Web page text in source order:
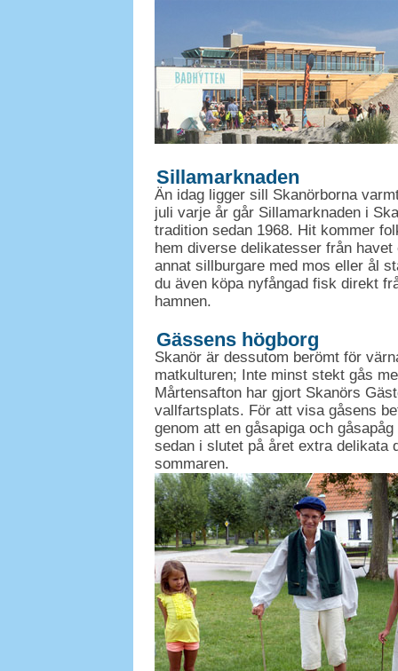
Sillamarknaden
Än idag ligger sill Skanörborna
juli varje år går Sillamarknaden i
tradition sedan 1968. Hit kommer
hem diverse delikatesser från
annat sillburgare med mos eller ål
du även köpa nyfångad fisk direkt
hamnen.
Gässens högborg
Skanör är dessutom berömt för
matkulturen; Inte minst stekt gås
Mårtensafton har gjort Skanörs
vallfartsplats. För att visa gåsens
genom att en gåsapiga och
sedan i slutet på året extra delikata
sommaren.